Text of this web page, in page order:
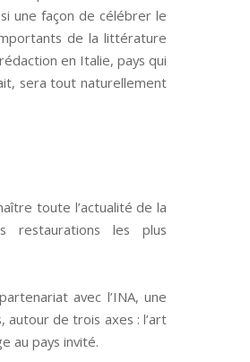
une façon de célébrer le
de la littérature
en Italie, pays qui
sera tout naturellement
toute l’actualité de la
restaurations les plus
avec l’INA, une
de trois axes : l’art
au pays invité.